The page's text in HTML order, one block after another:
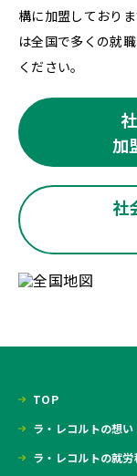
構に加盟しており
は全国で多くの就
ください。
加
社
TOP
ラ・レコルトの想い
ラ・レコルトの就